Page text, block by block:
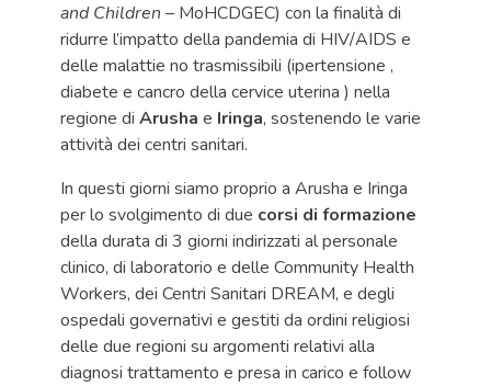
and Children – MoHCDGEC) con la finalità di
ridurre l’impatto della pandemia di HIV/AIDS e
delle malattie no trasmissibili (ipertensione ,
diabete e cancro della cervice uterina ) nella
regione di Arusha e Iringa, sostenendo le varie
attività dei centri sanitari.
In questi giorni siamo proprio a Arusha e Iringa
per lo svolgimento di due corsi di formazione
della durata di 3 giorni indirizzati al personale
clinico, di laboratorio e delle Community Health
Workers, dei Centri Sanitari DREAM, e degli
ospedali governativi e gestiti da ordini religiosi
delle due regioni su argomenti relativi alla
diagnosi trattamento e presa in carico e follow